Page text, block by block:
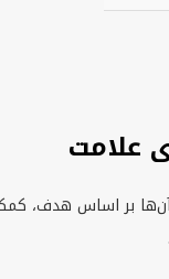
علامت
بر اساس هدف،